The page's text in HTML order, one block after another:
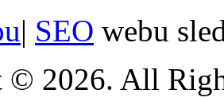
| SEO webu
2026. All